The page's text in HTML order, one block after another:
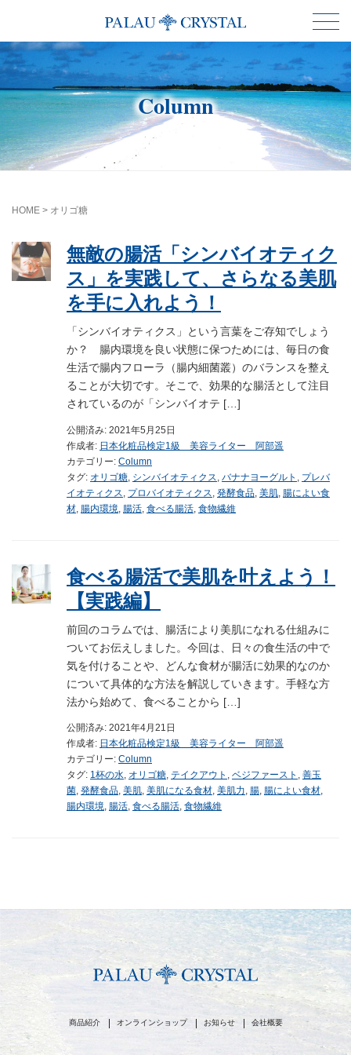
Column
HOME > オリゴ糖
無敵の腸活「シンバイオティク
ス」を実践して、さらなる美肌
を手に入れよう！
「シンバイオティクス」という言葉をご存知でしょう
か？ 腸内環境を良い状態に保つためには、毎日の食
生活で腸内フローラ（腸内細菌叢）のバランスを整え
ることが大切です。そこで、効果的な腸活として注目
されているのが「シンバイオテ […]
公開済み: 2021年5月25日
作成者: 日本化粧品検定1級 美容ライター 阿部遥
カテゴリー: Column
タグ: オリゴ糖 シンバイオティクス バナナヨーグルト
プレバ
イオティクス
プロバイオティクス 発酵食品 美肌 腸によい食
材 腸内環境 腸活 食べる腸活 食物繊維
食べる腸活で美肌を叶えよう！
【実践編】
前回のコラムでは、腸活により美肌になれる仕組みに
ついてお伝えしました。今回は、日々の食生活の中で
気を付けることや、どんな食材が腸活に効果的なのか
について具体的な方法を解説していきます。手軽な方
法から始めて、食べることから […]
公開済み: 2021年4月21日
作成者: 日本化粧品検定1級 美容ライター 阿部遥
カテゴリー: Column
タグ: 1杯の水, オリゴ糖, テイクアウト , ベジファースト , 善玉
菌, 発酵食品, 美肌, 美肌になる食材, 美肌力, 腸, 腸によい食材,
腸内環境, 腸活, 食べる腸活, 食物繊維
商品紹介 オンラインショップ お知らせ 会社概要